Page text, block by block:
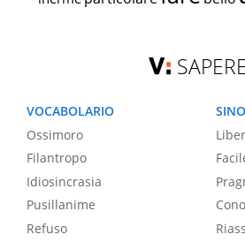
VOCABOLARIO
Ossimoro
Filantropo
Idiosincrasia
Pusillanime
Refuso